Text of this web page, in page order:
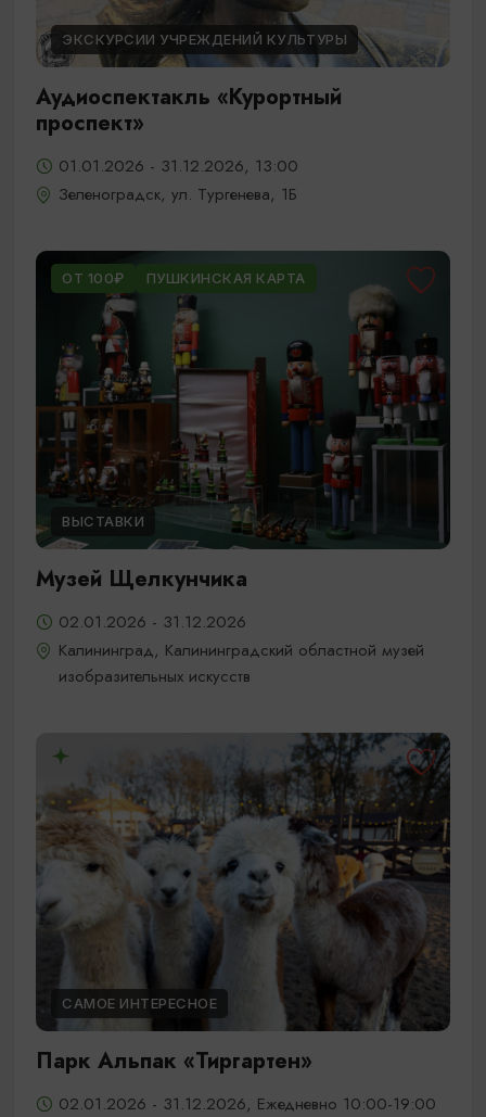
ЭКСКУРСИИ УЧРЕЖДЕНИЙ КУЛЬТУРЫ
Аудиоспектакль «Курортный
проспект»
01.01.2026 - 31.12.2026, 13:00
Зеленоградск, ул. Тургенева, 1Б
ОТ 100₽ ПУШКИНСКАЯ КАРТА
ВЫСТАВКИ
Музей Щелкунчика
02.01.2026 - 31.12.2026
Калининград, Калининградский областной музей
изобразительных искусств
САМОЕ ИНТЕРЕСНОЕ
Парк Альпак «Тиргартен»
02.01.2026 - 31.12.2026, Ежедневно 10:00-19:00